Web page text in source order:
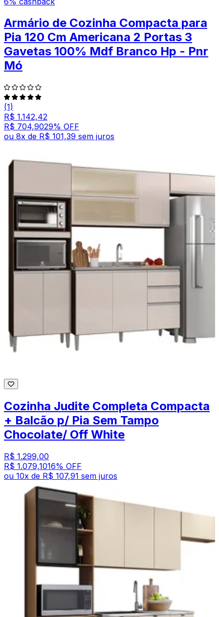
Armário de Cozinha Compacta para
Pia 120 Cm Americana 2 Portas 3
Gavetas 100% Mdf Branco Hp - Pnr
Mó
(1)
R$ 1.142,42
R$ 704,9029% OFF
ou 8x de R$ 101,39 sem juros
Cozinha Judite Completa Compacta
+ Balcão p/ Pia Sem Tampo
Chocolate/ Off White
R$ 1.299,00
R$ 1.079,1016% OFF
ou 10x de R$ 107,91 sem juros